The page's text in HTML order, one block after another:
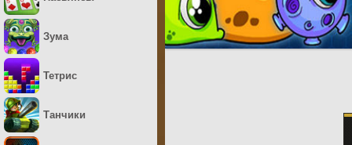
Зума
Тетрис
Танчики